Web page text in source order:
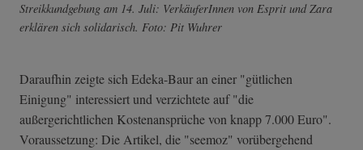
Streikkundgebung am 14. Juli: VerkäuferInnen von Esprit und Zara
erklären sich solidarisch. Foto: Pit Wuhrer
Daraufhin zeigte sich Edeka-Baur an einer "gütlichen
Einigung" interessiert und verzichtete auf "die
außergerichtlichen Kostenansprüche von knapp 7.000 Euro".
Voraussetzung: Die Artikel, die "seemoz" vorübergehend